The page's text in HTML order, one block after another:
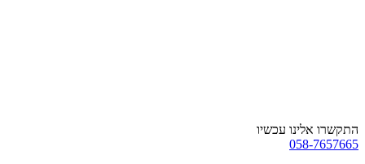
התקשרו אלינו עכשיו
058-7657665